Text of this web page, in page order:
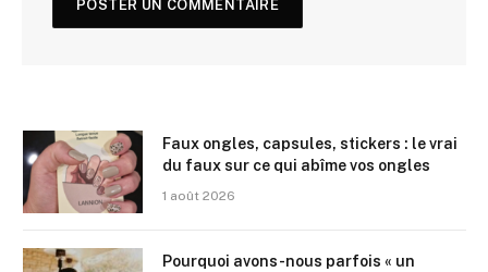
Faux ongles, capsules, stickers : le vrai
du faux sur ce qui abîme vos ongles
1 août 2026
Pourquoi avons-nous parfois « un